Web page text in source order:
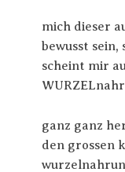
mich dieser
bewusst sein,
scheint mir
ganz ganz
den grossen